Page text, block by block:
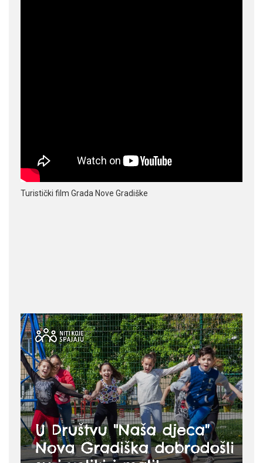
Turistički film Grada Nove Gradiške